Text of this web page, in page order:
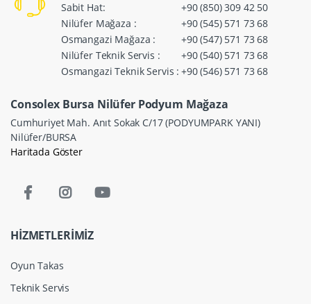
Sabit Hat:
+90 (850) 309 42 50
Nilüfer Mağaza :
+90 (545) 571 73 68
Osmangazi Mağaza :
+90 (547) 571 73 68
Nilüfer Teknik Servis :
+90 (540) 571 73 68
Osmangazi Teknik Servis : +90 (546) 571 73 68
Consolex Bursa Nilüfer Podyum Mağaza
Cumhuriyet Mah. Anıt Sokak C/17 (PODYUMPARK YANI)
Nilüfer/BURSA
Haritada Göster
HİZMETLERİMİZ
Oyun Takas
Teknik Servis